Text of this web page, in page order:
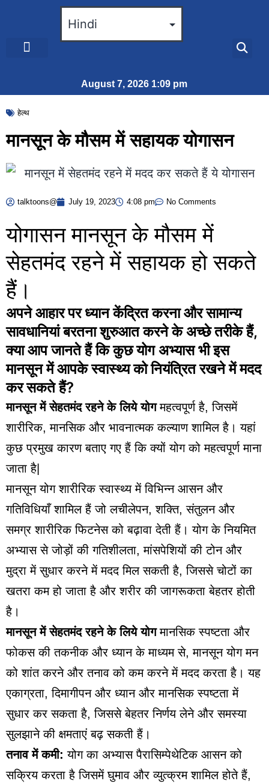
August 7, 2026 1:09 pm
हेल्थ
मानसून के मौसम में सहायक योगासन
talktoons@ July 19, 2023 4:08 pm No Comments
योगासन मानसून के मौसम में
सेहतमंद रहने में सहायक हो सकते
हैं।
अपने आहार पर ध्यान केंद्रित करना और सामान्य
सावधानियां बरतना शुरुआत करने के अच्छे तरीके हैं,
क्या आप जानते हैं कि कुछ योग अभ्यास भी इस
मानसून में आपके स्वास्थ्य को नियंत्रित रखने में मदद
कर सकते हैं?
मानसून में सेहतमंद रहने के लिये योगमहत्वपूर्ण है, जिसमें
शारीरिक, मानसिक और भावनात्मक कल्याण शामिल है। यहां
कुछ प्रमुख कारण बताए गए हैं कि क्यों योग को महत्वपूर्ण माना
जाता है|
मानसून योग शारीरिक स्वास्थ्य में विभिन्न आसन और
गतिविधियाँ शामिल हैं जो लचीलेपन, शक्ति, संतुलन और
समग्र शारीरिक फिटनेस को बढ़ावा देती हैं। योग के नियमित
अभ्यास से जोड़ों की गतिशीलता, मांसपेशियों की टोन और
मुद्रा में सुधार करने में मदद मिल सकती है, जिससे चोटों का
खतरा कम हो जाता है और शरीर की जागरूकता बेहतर होती
है।
मानसून में सेहतमंद रहने के लिये योगमानसिक स्पष्टता और
फोकस की तकनीक और ध्यान के माध्यम से, मानसून योग मन
को शांत करने और तनाव को कम करने में मदद करता है। यह
एकाग्रता, दिमागीपन और ध्यान और मानसिक स्पष्टता में
सुधार कर सकता है, जिससे बेहतर निर्णय लेने और समस्या
सुलझाने की क्षमताएं बढ़ सकती हैं।
तनाव में कमी: योग का अभ्यास पैरासिम्पेथेटिक आसन को
सक्रिय करता है जिसमें घुमाव और व्युत्क्रम शामिल होते हैं,